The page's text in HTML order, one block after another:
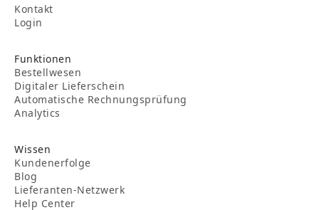
Kontakt
Login
Funktionen
Bestellwesen
Digitaler Lieferschein
Automatische Rechnungsprüfung
Analytics
Wissen
Kundenerfolge
Blog
Lieferanten-Netzwerk
Help Center